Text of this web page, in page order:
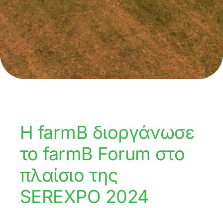
Η farmB διοργάνωσε
το farmB Forum στο
πλαίσιο της
SEREXPO 2024